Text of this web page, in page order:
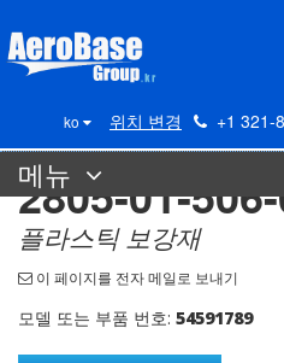
ko 위치 변경 +1
메뉴
2805-01-
플라스틱 보강재
이 페이지를 전자 메일로 보내기
모델 또는 부품 번호: 54591789